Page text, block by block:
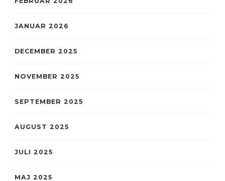
JANUAR 2026
DECEMBER 2025
NOVEMBER 2025
SEPTEMBER 2025
AUGUST 2025
JULI 2025
MAJ 2025